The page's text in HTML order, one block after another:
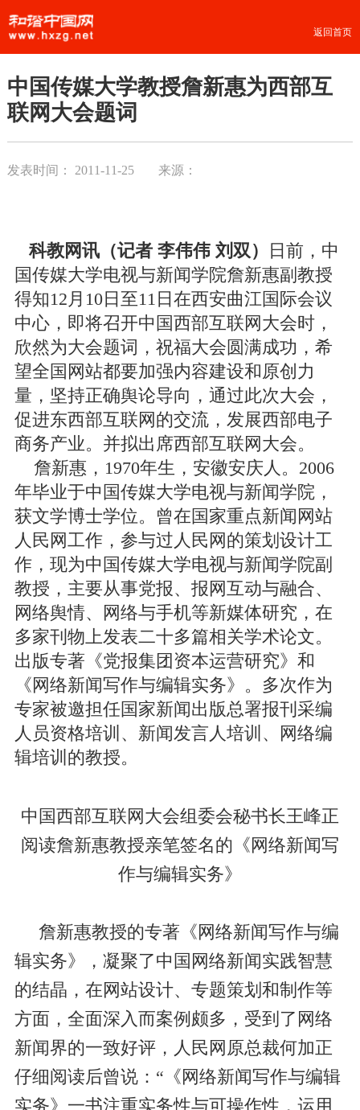
返回首页
中国传媒大学教授詹新惠为西部互
联网大会题词
发表时间： 2011-11-25 来源：
科教网讯（记者 李伟伟 刘双）
日前，中
国传媒大学电视与新闻学院詹新惠副教授
得知12月10日至11日在西安曲江国际会议
中心，即将召开中国西部互联网大会时，
欣然为大会题词，祝福大会圆满成功，希
望全国网站都要加强内容建设和原创力
量，坚持正确舆论导向，通过此次大会，
促进东西部互联网的交流，发展西部电子
商务产业。并拟出席西部互联网大会。
詹新惠，1970年生，安徽安庆人。2006
年毕业于中国传媒大学电视与新闻学院，
获文学博士学位。曾在国家重点新闻网站
人民网工作，参与过人民网的策划设计工
作，现为中国传媒大学电视与新闻学院副
教授，主要从事党报、报网互动与融合、
网络舆情、网络与手机等新媒体研究，在
多家刊物上发表二十多篇相关学术论文。
出版专著《党报集团资本运营研究》和
《网络新闻写作与编辑实务》。多次作为
专家被邀担任国家新闻出版总署报刊采编
人员资格培训、新闻发言人培训、网络编
辑培训的教授。
中国西部互联网大会组委会秘书长王峰正
阅读詹新惠教授亲笔签名的《网络新闻写
作与编辑实务》
詹新惠教授的专著《网络新闻写作与编
辑实务》，凝聚了中国网络新闻实践智慧
的结晶，在网站设计、专题策划和制作等
方面，全面深入而案例颇多，受到了网络
新闻界的一致好评，人民网原总裁何加正
仔细阅读后曾说：“《网络新闻写作与编辑
实务》一书注重实务性与可操作性，运用